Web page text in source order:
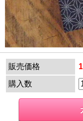
販売価格
購入数